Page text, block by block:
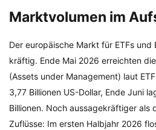
Marktvolumen im
Der europäische Markt für ETFs und
kräftig. Ende Mai 2026 erreichten
(Assets under Management) laut
3,77 Billionen US-Dollar, Ende Juni
Billionen. Noch aussagekräftiger als
Zuflüsse: Im ersten Halbjahr 2026